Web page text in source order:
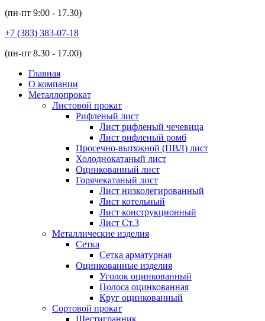
(пн-пт 9:00 - 17.30)
+7 (383) 383-07-18
(пн-пт 8.30 - 17.00)
Главная
О компании
Металлопрокат
Листовой прокат
Рифленый лист
Лист рифленый чечевица
Лист рифленый ромб
Просечно-вытяжной (ПВЛ) лист
Холоднокатаный лист
Оцинкованный лист
Горячекатаный лист
Лист низколегированный
Лист котельный
Лист конструкционный
Лист Ст.3
Металлические изделия
Сетка
Сетка арматурная
Оцинкованные изделия
Уголок оцинкованный
Полоса оцинкованная
Круг оцинкованный
Сортовой прокат
Шестигранник